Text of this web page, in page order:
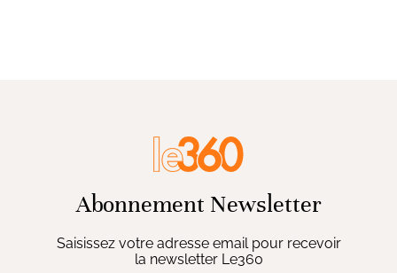
Abonnement Newsletter
Saisissez votre adresse email pour recevoir
la newsletter Le360